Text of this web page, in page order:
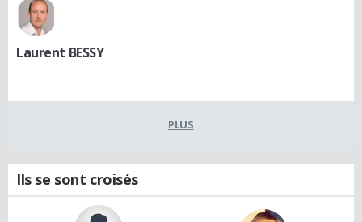
Laurent BESSY
PLUS
Ils se sont croisés